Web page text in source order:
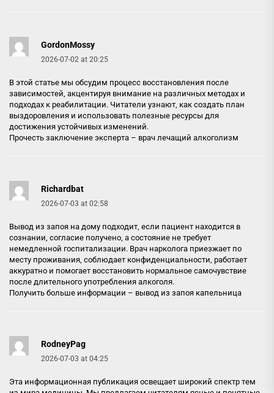
GordonMossy
2026-07-02 at 20:25
В этой статье мы обсудим процесс восстановления после
зависимостей, акцентируя внимание на различных методах и
подходах к реабилитации. Читатели узнают, как создать план
выздоровления и использовать полезные ресурсы для
достижения устойчивых изменений.
Прочесть заключение эксперта – врач лечащий алкоголизм
Richardbat
2026-07-03 at 02:58
Вывод из запоя на дому подходит, если пациент находится в
сознании, согласие получено, а состояние не требует
немедленной госпитализации. Врач нарколога приезжает по
месту проживания, соблюдает конфиденциальности, работает
аккуратно и помогает восстановить нормальное самочувствие
после длительного употребления алкоголя.
Получить больше информации – вывод из запоя капельница
RodneyPag
2026-07-03 at 04:25
Эта информационная публикация освещает широкий спектр тем